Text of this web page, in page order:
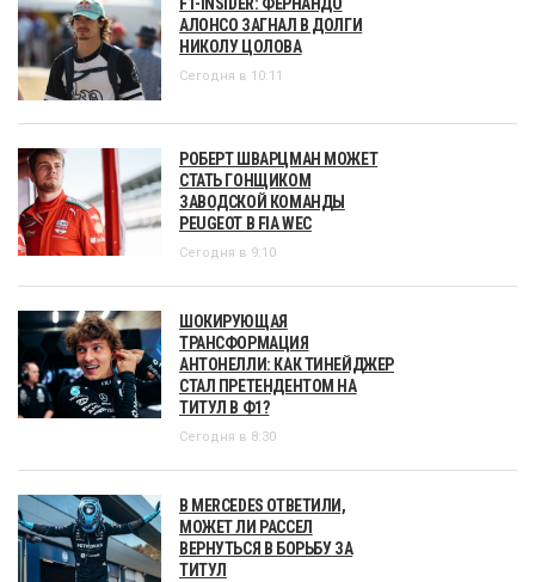
F1-INSIDER: ФЕРНАНДО
АЛОНСО ЗАГНАЛ В ДОЛГИ
НИКОЛУ ЦОЛОВА
Сегодня в 10:11
РОБЕРТ ШВАРЦМАН МОЖЕТ
СТАТЬ ГОНЩИКОМ
ЗАВОДСКОЙ КОМАНДЫ
PEUGEOT В FIA WEC
Сегодня в 9:10
ШОКИРУЮЩАЯ
ТРАНСФОРМАЦИЯ
АНТОНЕЛЛИ: КАК ТИНЕЙДЖЕР
СТАЛ ПРЕТЕНДЕНТОМ НА
ТИТУЛ В Ф1?
Сегодня в 8:30
В MERCEDES ОТВЕТИЛИ,
МОЖЕТ ЛИ РАССЕЛ
ВЕРНУТЬСЯ В БОРЬБУ ЗА
ТИТУЛ